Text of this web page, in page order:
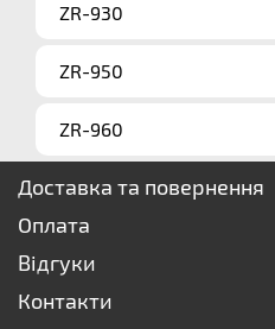
ZR-930
ZR-950
ZR-960
Доставка та повернення
Оплата
Відгуки
Контакти